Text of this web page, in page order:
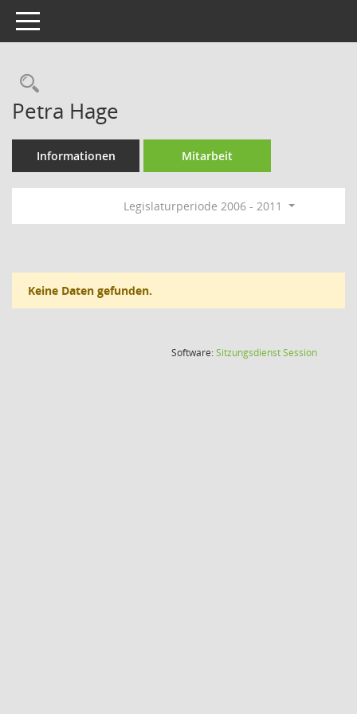
Toggle navigation
Rechercheauswahl
Petra Hage
Informationen Mitarbeit
Legislaturperiode 2006 - 2011
Keine Daten gefunden.
Software:SitzungsdienstSession(Wird in